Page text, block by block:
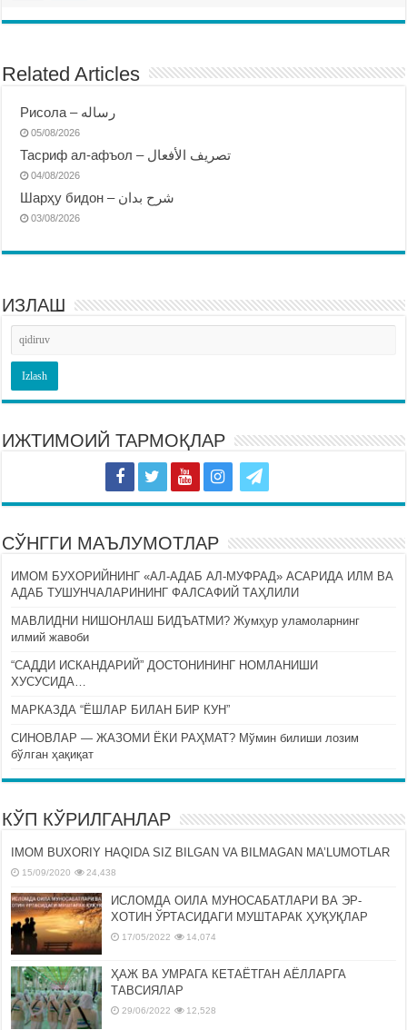
Related Articles
Рисола – رساله
05/08/2026
Тасриф ал-афъол – تصريف الأفعال
04/08/2026
Шарҳу бидон – شرح بدان
03/08/2026
ИЗЛАШ
ИЖТИМОИЙ ТАРМОҚЛАР
СЎНГГИ МАЪЛУМОТЛАР
ИМОМ БУХОРИЙНИНГ «АЛ-АДАБ АЛ-МУФРАД» АСАРИДА ИЛМ ВА
АДАБ ТУШУНЧАЛАРИНИНГ ФАЛСАФИЙ ТАҲЛИЛИ
МАВЛИДНИ НИШОНЛАШ БИДЪАТМИ? Жумҳур уламоларнинг
илмий жавоби
“САДДИ ИСКАНДАРИЙ” ДОСТОНИНИНГ НОМЛАНИШИ
ХУСУСИДА…
МАРКАЗДА “ЁШЛАР БИЛАН БИР КУН”
СИНОВЛАР — ЖАЗОМИ ЁКИ РАҲМАТ? Мўмин билиши лозим
бўлган ҳақиқат
КЎП КЎРИЛГАНЛАР
IMOM BUXORIY HAQIDA SIZ BILGAN VA BILMAGAN MA’LUMOTLAR
15/09/2020 24,438
ИСЛОМДА ОИЛА МУНОСАБАТЛАРИ ВА ЭР-
ХОТИН ЎРТАСИДАГИ МУШТАРАК ҲУҚУҚЛАР
17/05/2022 14,074
ҲАЖ ВА УМРАГА КЕТАЁТГАН АЁЛЛАРГА
ТАВСИЯЛАР
29/06/2022 12,528